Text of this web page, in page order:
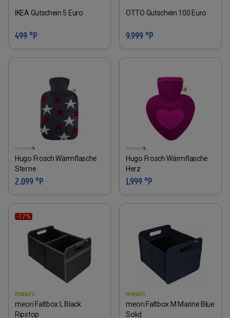
IKEA Gutschein 5 Euro
499 °P
OTTO Gutschein 100 Euro
9.999 °P
Hugo Frosch Wärmflasche
Sterne
2.099 °P
Hugo Frosch Wärmflasche
Herz
1.999 °P
-17%
meori Faltbox L Black
Ripstop
meori Faltbox M Marine Blue
Solid